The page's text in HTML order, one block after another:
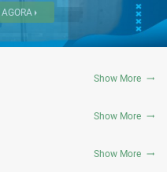
Show More
Show More
Show More